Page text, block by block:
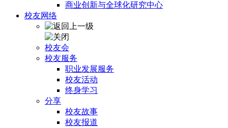
商业创新与全球化研究中心
校友网络
校友会
校友服务
职业发展服务
校友活动
终身学习
分享
校友故事
校友报道